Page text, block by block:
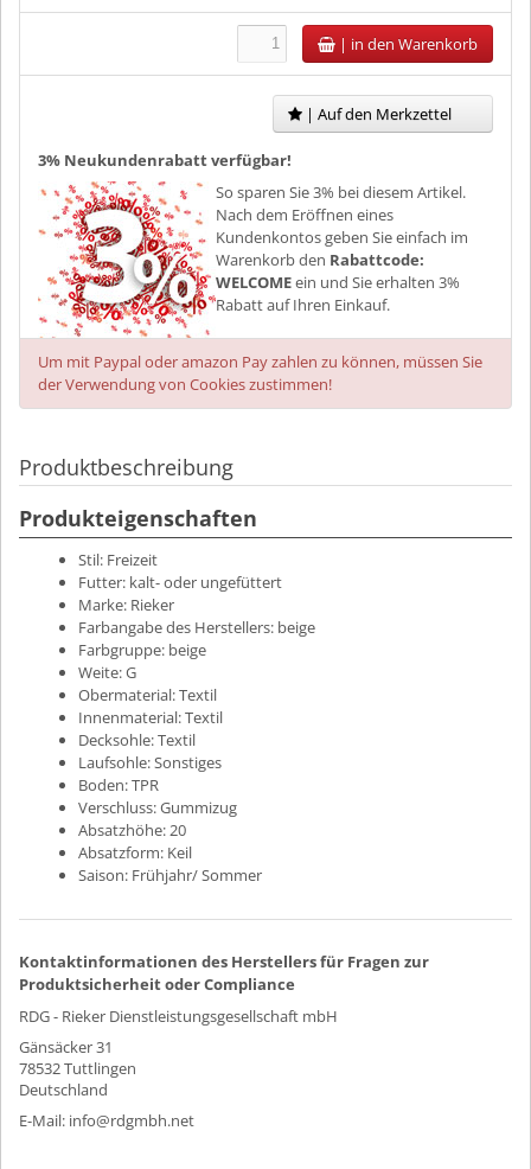
| in den Warenkorb
| Auf den Merkzettel
3% Neukundenrabatt verfügbar!
So sparen Sie 3% bei diesem Artikel.
Nach dem Eröffnen eines
Kundenkontos geben Sie einfach im
Warenkorb den Rabattcode:
WELCOMEein und Sie erhalten 3%
Rabatt auf Ihren Einkauf.
Um mit Paypal oder amazon Pay zahlen zu können, müssen Sie
der Verwendung von Cookies zustimmen!
Produktbeschreibung
Produkteigenschaften
Stil: Freizeit
Futter: kalt- oder ungefüttert
Marke: Rieker
Farbangabe des Herstellers: beige
Farbgruppe: beige
Weite:G
Obermaterial:Textil
Innenmaterial:Textil
Decksohle:Textil
Laufsohle:Sonstiges
Boden:TPR
Verschluss:Gummizug
Absatzhöhe:20
Absatzform: Keil
Saison: Frühjahr/ Sommer
Kontaktinformationen des Herstellers für Fragen zur
Produktsicherheit oder Compliance
RDG - Rieker Dienstleistungsgesellschaft mbH
Gänsäcker 31
78532 Tuttlingen
Deutschland
E-Mail: info@rdgmbh.net